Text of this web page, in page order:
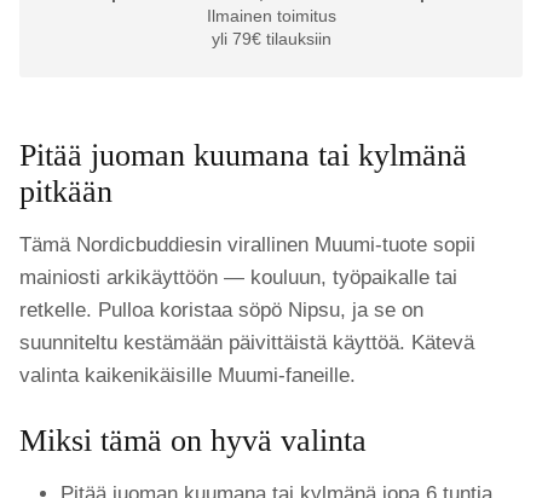
Ilmainen toimitus
yli 79€ tilauksiin
Pitää juoman kuumana tai kylmänä
pitkään
Tämä Nordicbuddiesin virallinen Muumi-tuote sopii
mainiosti arkikäyttöön — kouluun, työpaikalle tai
retkelle. Pulloa koristaa söpö Nipsu, ja se on
suunniteltu kestämään päivittäistä käyttöä. Kätevä
valinta kaikenikäisille Muumi-faneille.
Miksi tämä on hyvä valinta